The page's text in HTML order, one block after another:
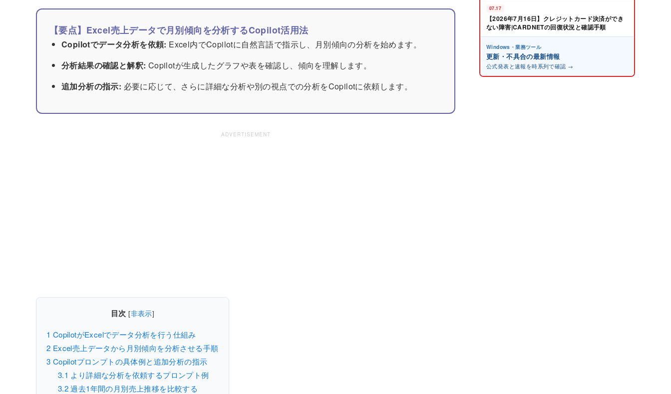
【要点】Excel売上データで月別傾向を分析するCopilot活用法
Copilotでデータ分析を依頼: Excel内でCopilotに自然言語で指示し、月別傾向の分析を始めます。
分析結果の確認と解釈: Copilotが生成したグラフや表を確認し、傾向を理解します。
追加分析の指示: 必要に応じて、さらに詳細な分析や別の視点での分析をCopilotに依頼します。
ADVERTISEMENT
目次 [非表示]
1 CopilotがExcelでデータ分析を行う仕組み
2 Excel売上データから月別傾向を分析させる手順
3 Copilotプロンプトの具体例と追加分析の指示
3.1 より詳細な分析を依頼するプロンプト例
3.2過去1年間の月別売上推移を比較する
07.17
【2026年7月16日】クレジットカード決済ができ
ない障害|CARDNETの回復状況と確認手順
Windows・業務ツール
更新・不具合の最新情報
公式発表と速報を時系列で確認 →